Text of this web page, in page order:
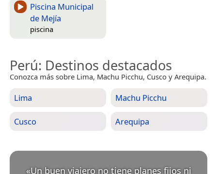
Piscina Municipal
de Mejía
piscina
Perú: Destinos destacados
Conozca más sobre Lima, Machu Picchu, Cusco y Arequipa.
Lima Machu Picchu
Cusco Arequipa
«Un buen viajero no tiene planes fijos ni